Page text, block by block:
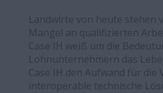
Landwirte von heute stehen
Mangel an qualifizierten
Case IH weiß um die
Lohnunternehmern das
Case IH den Aufwand für
interoperable technische